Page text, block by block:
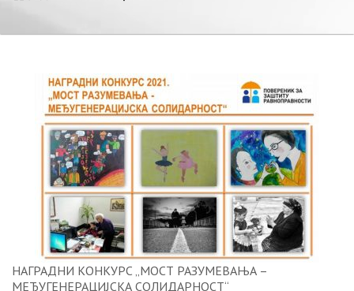
НАГРАДНИ КОНКУРС „МОСТ РАЗУМЕВАЊА –
МЕЂУГЕНЕРАЦИЈСКА СОЛИДАРНОСТ“